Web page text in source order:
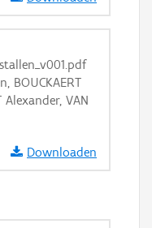
BOUCKAERT
Alexander, VAN
Downloaden